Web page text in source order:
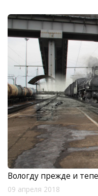
Вологду прежде и
09 апреля 2018